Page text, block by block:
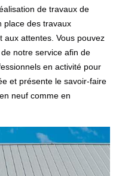
de travaux de
place des travaux
aux attentes. Vous pouvez
notre service afin de
en activité pour
et présente le savoir-faire
neuf comme en